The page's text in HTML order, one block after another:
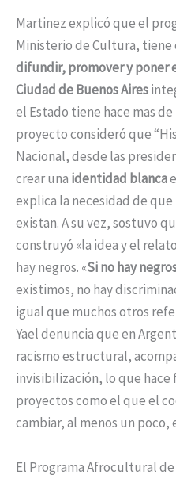
Martinez explicó que el
Ministerio de Cultura,
difundir, promover y poner
Ciudad de Buenos Aires
el Estado tiene hace mas
proyecto consideró que
Nacional, desde las
crear una identidad blanca
explica la necesidad de
existan. A su vez, sostuvo
construyó «la idea y el
hay negros. «Si no hay
existimos, no hay
igual que muchos otros
Yael denuncia que en
racismo estructural,
invisibilización, lo que
proyectos como el que el
cambiar, al menos un poco,
El Programa Afrocultural